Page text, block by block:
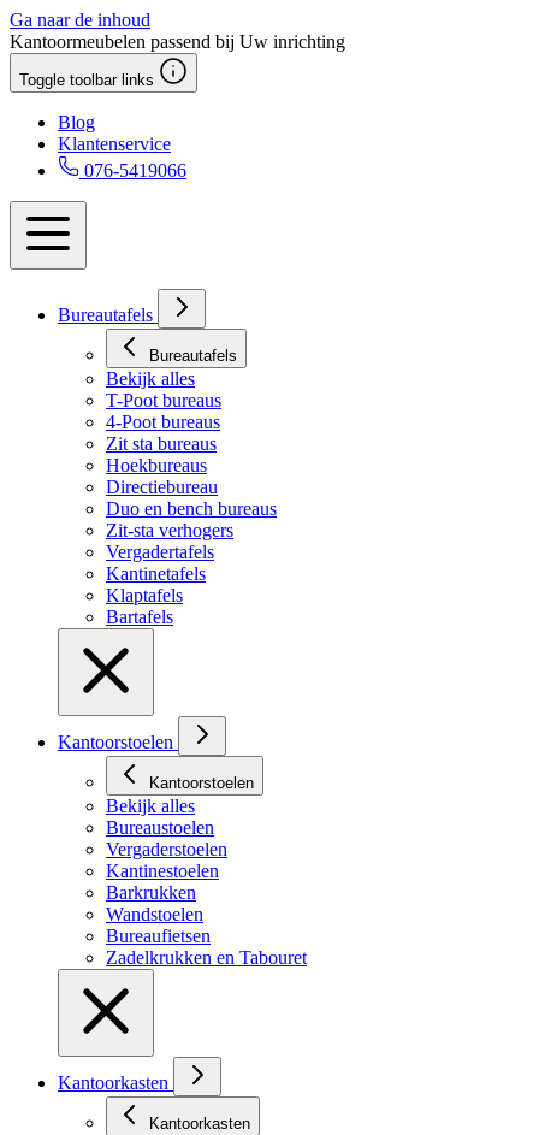
Ga naar de inhoud
Kantoormeubelen passend bij Uw inrichting
Toggle toolbar links
Blog
Klantenservice
076-5419066
Bureautafels
Bureautafels
Bekijk alles
T-Poot bureaus
4-Poot bureaus
Zit sta bureaus
Hoekbureaus
Directiebureau
Duo en bench bureaus
Zit-sta verhogers
Vergadertafels
Kantinetafels
Klaptafels
Bartafels
Kantoorstoelen
Kantoorstoelen
Bekijk alles
Bureaustoelen
Vergaderstoelen
Kantinestoelen
Barkrukken
Wandstoelen
Bureaufietsen
Zadelkrukken en Tabouret
Kantoorkasten
Kantoorkasten